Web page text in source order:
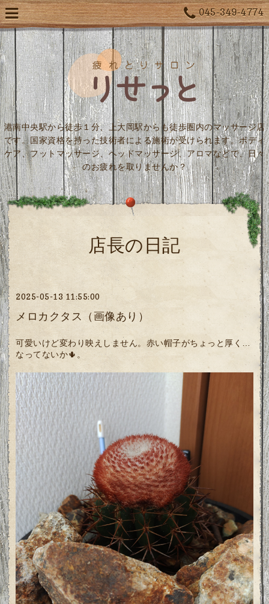
045-349-4774
港南中央駅から徒歩１分、上大岡駅からも徒歩圏内のマッサージ店
です。国家資格を持った技術者による施術が受けられます。ボディ
ケア、フットマッサージ、ヘッドマッサージ、アロマなどで、日々
のお疲れを取りませんか？
店長の日記
2025-05-13 11:55:00
メロカクタス（画像あり）
可愛いけど変わり映えしません。赤い帽子がちょっと厚く…
なってないか🌵。